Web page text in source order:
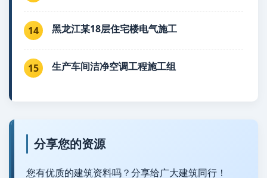
14 黑龙江某18层住宅楼电气施工
15 生产车间洁净空调工程施工组
分享您的资源
您有优质的建筑资料吗？分享给广大建筑同行！